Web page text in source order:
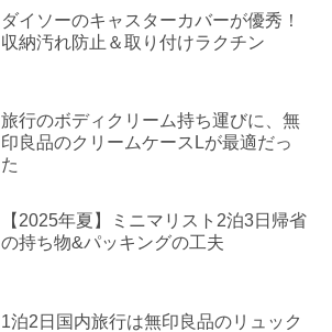
ダイソーのキャスターカバーが優秀！
収納汚れ防止＆取り付けラクチン
旅行のボディクリーム持ち運びに、無
印良品のクリームケースLが最適だっ
た
【2025年夏】ミニマリスト2泊3日帰省
の持ち物&パッキングの工夫
1泊2日国内旅行は無印良品のリュック